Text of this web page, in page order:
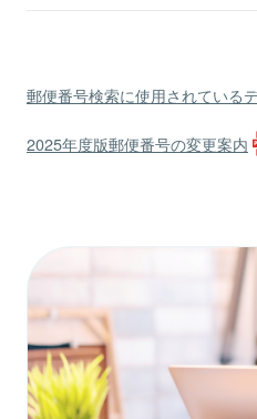
郵便番号検索に使用されている
2025年度版郵便番号の変更案内